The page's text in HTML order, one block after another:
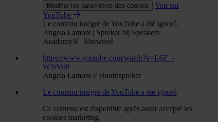
Modifier les paramètres des cookies
Voir sur
YouTube
Le contenu intégré de YouTube a été ignoré.
Angela Lamont | Spreker bij Speakers
Academy® | Showreel
https://www.youtube.com/watch?v=L6Z_-
W1rVu8
Angela Lamont // Hoofdspreker
Le contenu intégré de YouTube a été ignoré
Ce contenu est disponible après avoir accepté les
cookies marketing.